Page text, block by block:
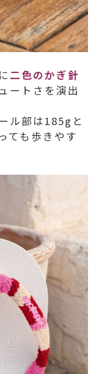
二色のかぎ針
ートさを演出
ル部は185gと
ても歩きやす